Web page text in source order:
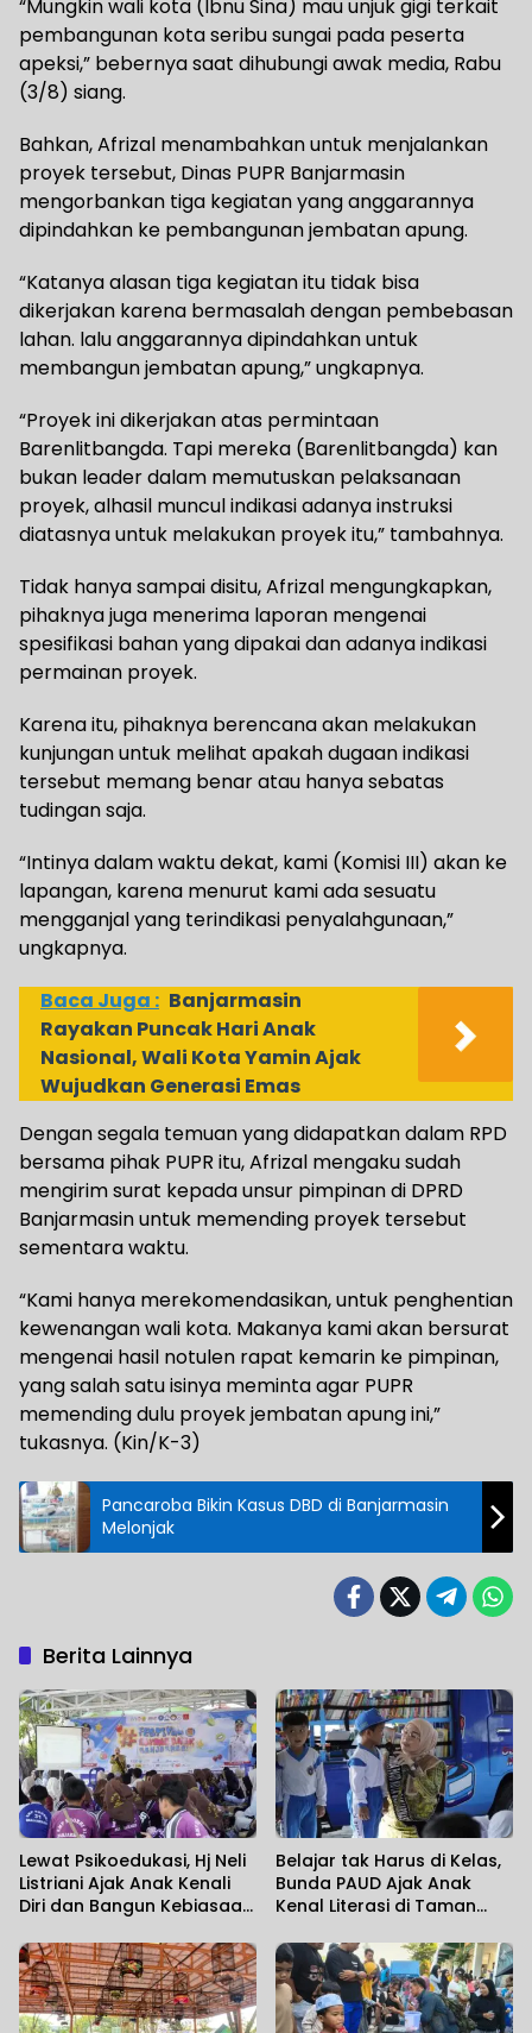
“Mungkin wali kota (Ibnu Sina) mau unjuk gigi terkait
pembangunan kota seribu sungai pada peserta
apeksi,” bebernya saat dihubungi awak media, Rabu
(3/8) siang.
Bahkan, Afrizal menambahkan untuk menjalankan
proyek tersebut, Dinas PUPR Banjarmasin
mengorbankan tiga kegiatan yang anggarannya
dipindahkan ke pembangunan jembatan apung.
“Katanya alasan tiga kegiatan itu tidak bisa
dikerjakan karena bermasalah dengan pembebasan
lahan. lalu anggarannya dipindahkan untuk
membangun jembatan apung,” ungkapnya.
“Proyek ini dikerjakan atas permintaan
Barenlitbangda. Tapi mereka (Barenlitbangda) kan
bukan leader dalam memutuskan pelaksanaan
proyek, alhasil muncul indikasi adanya instruksi
diatasnya untuk melakukan proyek itu,” tambahnya.
Tidak hanya sampai disitu, Afrizal mengungkapkan,
pihaknya juga menerima laporan mengenai
spesifikasi bahan yang dipakai dan adanya indikasi
permainan proyek.
Karena itu, pihaknya berencana akan melakukan
kunjungan untuk melihat apakah dugaan indikasi
tersebut memang benar atau hanya sebatas
tudingan saja.
“Intinya dalam waktu dekat, kami (Komisi III) akan ke
lapangan, karena menurut kami ada sesuatu
mengganjal yang terindikasi penyalahgunaan,”
ungkapnya.
Baca Juga : Banjarmasin
Rayakan Puncak Hari Anak
Nasional, Wali Kota Yamin Ajak
Wujudkan Generasi Emas
Dengan segala temuan yang didapatkan dalam RPD
bersama pihak PUPR itu, Afrizal mengaku sudah
mengirim surat kepada unsur pimpinan di DPRD
Banjarmasin untuk memending proyek tersebut
sementara waktu.
“Kami hanya merekomendasikan, untuk penghentian
kewenangan wali kota. Makanya kami akan bersurat
mengenai hasil notulen rapat kemarin ke pimpinan,
yang salah satu isinya meminta agar PUPR
memending dulu proyek jembatan apung ini,”
tukasnya. (Kin/K-3)
Pancaroba Bikin Kasus DBD di Banjarmasin
Melonjak
Berita Lainnya
Lewat Psikoedukasi, Hj Neli
Listriani Ajak Anak Kenali
Diri dan Bangun Kebiasaan
Belajar tak Harus di Kelas,
Bunda PAUD Ajak Anak
Kenal Literasi di Taman